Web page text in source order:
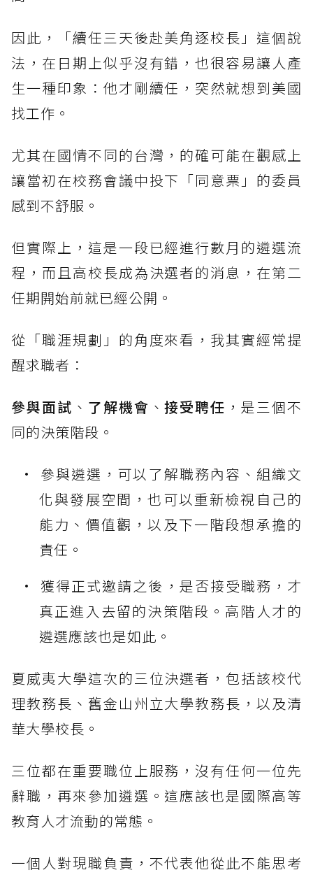
因此，「續任三天後赴美角逐校長」這個說
法，在日期上似乎沒有錯，也很容易讓人產
生一種印象：他才剛續任，突然就想到美國
找工作。
尤其在國情不同的台灣，的確可能在觀感上
讓當初在校務會議中投下「同意票」的委員
感到不舒服。
但實際上，這是一段已經進行數月的遴選流
程，而且高校長成為決選者的消息，在第二
任期開始前就已經公開。
從「職涯規劃」的角度來看，我其實經常提
醒求職者：
參與面試 、 了解機會 、接受聘任 ，是三個不
同的決策階段。
參與遴選，可以了解職務內容、組織文
化與發展空間，也可以重新檢視自己的
能力、價值觀，以及下一階段想承擔的
責任。
獲得正式邀請之後，是否接受職務，才
真正進入去留的決策階段。高階人才的
遴選應該也是如此。
夏威夷大學這次的三位決選者，包括該校代
理教務長、舊金山州立大學教務長，以及清
華大學校長。
三位都在重要職位上服務，沒有任何一位先
辭職，再來參加遴選。這應該也是國際高等
教育人才流動的常態。
一個人對現職負責，不代表他從此不能思考